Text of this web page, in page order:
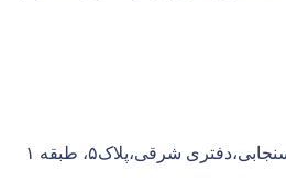
شرقی،پلاک۵، طبقه ۱